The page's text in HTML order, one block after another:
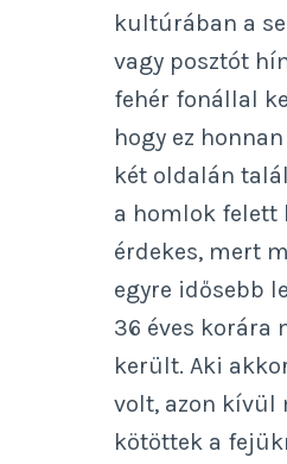
kultúrában a
vagy posztót
fehér fonállal
hogy ez
két oldalán
a homlok felett
érdekes, mert
egyre idősebb
36 éves korára
került. Aki
volt, azon kívül
kötöttek a